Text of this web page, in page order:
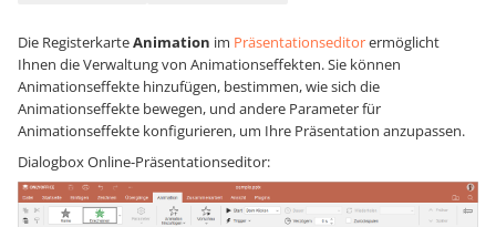
Die RegisterkarteAnimation im Präsentationseditorermöglicht
Ihnen die Verwaltung von Animationseffekten. Sie können
Animationseffekte hinzufügen, bestimmen, wie sich die
Animationseffekte bewegen, und andere Parameter für
Animationseffekte konfigurieren, um Ihre Präsentation anzupassen.
Dialogbox Online-Präsentationseditor: